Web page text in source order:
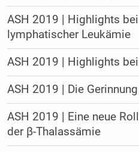
ASH 2019 | Highlights
lymphatischer Leukämie
ASH 2019 | Highlights
ASH 2019 | Die
ASH 2019 | Eine neue
der β-Thalassämie